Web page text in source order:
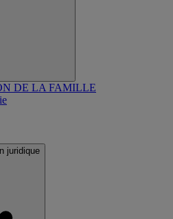
DE LA FAMILLE
juridique